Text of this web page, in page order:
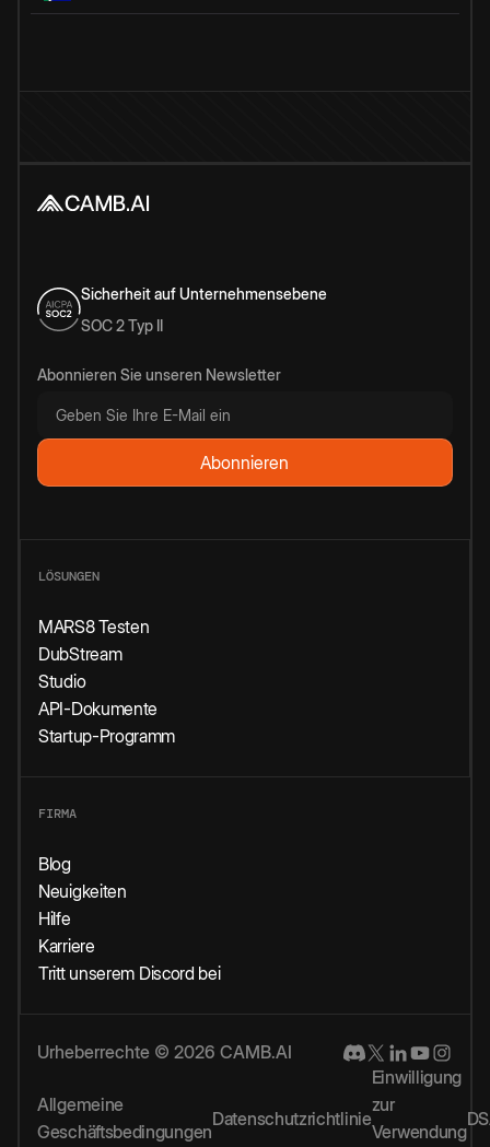
Sicherheit auf Unternehmensebene
SOC 2 Typ II
Abonnieren Sie unseren Newsletter
LÖSUNGEN
MARS8 Testen
DubStream
Studio
API-Dokumente
Startup-Programm
FIRMA
Blog
Neuigkeiten
Hilfe
Karriere
Tritt unserem Discord bei
Urheberrechte © 2026 CAMB.AI
Allgemeine
Geschäftsbedingungen
Datenschutzrichtlinie
Einwilligung
zur
Verwendung